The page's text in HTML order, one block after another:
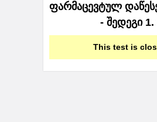
ფარმაცევტულ
- შედეგი 1.
This test is